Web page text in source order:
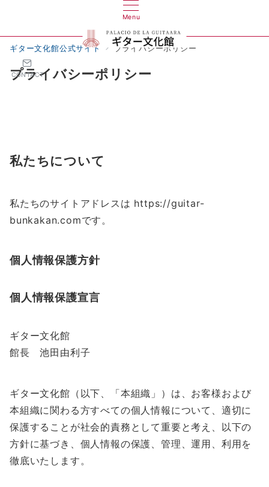
Menu
CONTACT
ギター文化館公式サイト プライバシーポリシー
プライバシーポリシー
私たちについて
私たちのサイトアドレスは https://guitar-
bunkakan.comです。
個人情報保護方針
個人情報保護宣言
ギター文化館
館長 池田由利子
ギター文化館（以下、「本組織」）は、お客様および
本組織に関わる方すべての個人情報について、適切に
保護することが社会的責務として重要と考え、以下の
方針に基づき、個人情報の保護、管理、運用、利用を
徹底いたします。